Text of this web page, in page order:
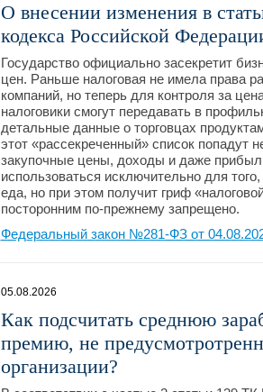
О внесении изменения в
кодекса Российской
Государство официально засекретит
цен. Раньше налоговая не имела права
компаний, но теперь для контроля за
налоговики смогут передавать в
детальные данные о торговцах
этот «рассекреченный» список попадут
закупочные цены, доходы и даже
использоваться исключительно для
еда, но при этом получит гриф
посторонним по-прежнему запрещено.
Федеральный закон №281-ФЗ от
05.08.2026
Как подсчитать среднюю
премию, не
организации?